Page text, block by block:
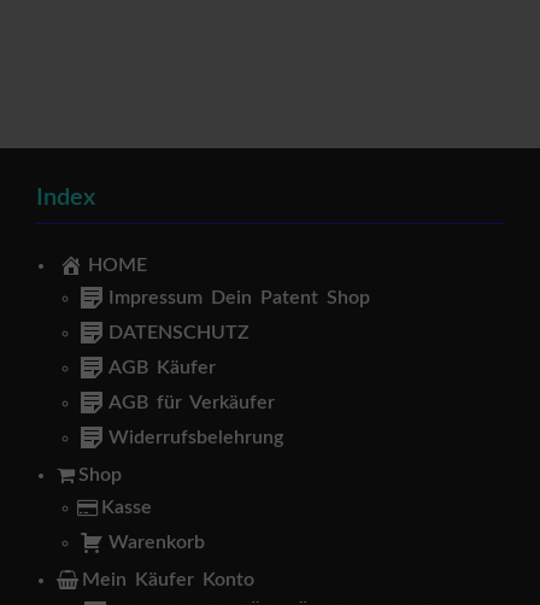
Index
HOME
Impressum Dein Patent Shop
DATENSCHUTZ
AGB Käufer
AGB für Verkäufer
Widerrufsbelehrung
Shop
Kasse
Warenkorb
Mein Käufer Konto